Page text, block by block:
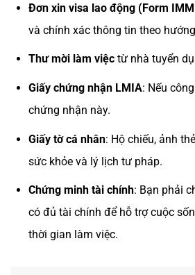
Đơn xin visa lao động (Form
và chính xác thông tin theo
Thư mời làm việctừ nhà tuyển
Giấy chứng nhận LMIA: Nếu
chứng nhận này.
Giấy tờ cá nhân: Hộ chiếu, ảnh
sức khỏe và lý lịch tư pháp.
Chứng minh tài chính: Bạn phải
có đủ tài chính để hỗ trợ cuộc
thời gian làm việc.